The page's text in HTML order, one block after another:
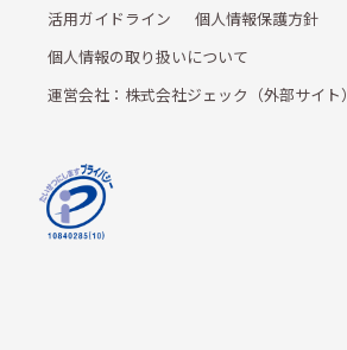
活用ガイドライン
個人情報保護方針
個人情報の取り扱いについて
運営会社：株式会社ジェック（外部サイト）